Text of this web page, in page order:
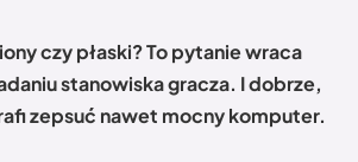
czy płaski? To pytanie wraca
stanowiska gracza. I dobrze,
zepsuć nawet mocny komputer.